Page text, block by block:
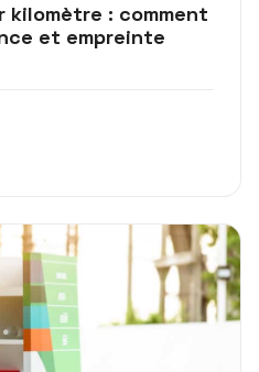
kilomètre : comment
et empreinte